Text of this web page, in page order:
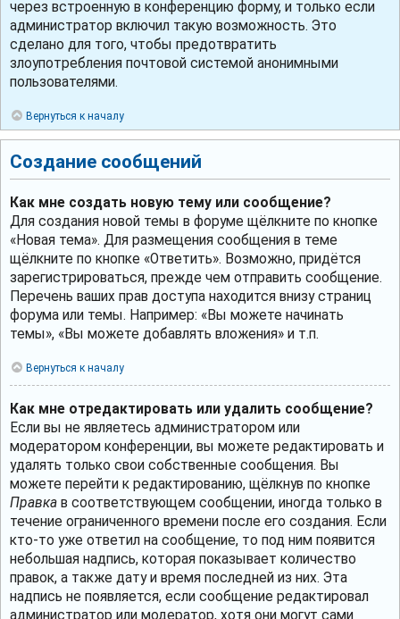
через встроенную в конференцию форму, и только если
администратор включил такую возможность. Это
сделано для того, чтобы предотвратить
злоупотребления почтовой системой анонимными
пользователями.
Вернуться к началу
Создание сообщений
Как мне создать новую тему или сообщение?
Для создания новой темы в форуме щёлкните по кнопке
«Новая тема». Для размещения сообщения в теме
щёлкните по кнопке «Ответить». Возможно, придётся
зарегистрироваться, прежде чем отправить сообщение.
Перечень ваших прав доступа находится внизу страниц
форума или темы. Например: «Вы можете начинать
темы», «Вы можете добавлять вложения» и т.п.
Вернуться к началу
Как мне отредактировать или удалить сообщение?
Если вы не являетесь администратором или
модератором конференции, вы можете редактировать и
удалять только свои собственные сообщения. Вы
можете перейти к редактированию, щёлкнув по кнопке
Правка в соответствующем сообщении, иногда только в
течение ограниченного времени после его создания. Если
кто-то уже ответил на сообщение, то под ним появится
небольшая надпись, которая показывает количество
правок, а также дату и время последней из них. Эта
надпись не появляется, если сообщение редактировал
администратор или модератор, хотя они могут сами